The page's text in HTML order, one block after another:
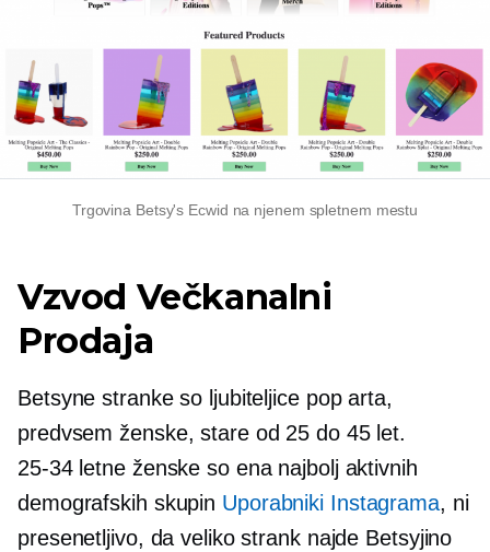
Trgovina Betsy's Ecwid na njenem spletnem mestu
VzvodVečkanalni
Prodaja
Betsyne stranke so ljubiteljice pop arta,
predvsem ženske, stare od 25 do 45 let.
25-34letne ženske so ena najbolj aktivnih
demografskih skupin Uporabniki Instagrama, ni
presenetljivo, da veliko strank najde Betsyjino